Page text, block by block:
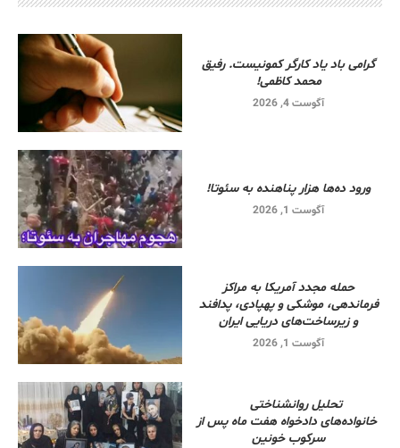
گرامی باد یاد کارگر کمونیست. رفیق
محمد کاظمی!
آگوست 4, 2026
ورود ده‌ها هزار پناهنده به سئوتا!
آگوست 1, 2026
حمله مجدد آمریکا به مراکز
فرماندهی، موشکی و پهپادی، پدافند
و زیرساخت‌های دریایی ایران
آگوست 1, 2026
تحلیل روانشناختی
خانواده‌های دادخواه هفت ماه پس از
سرکوب خونین